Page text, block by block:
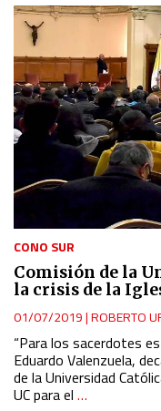
CONO SUR
Comisión de la
la crisis de la
01/07/2019|ROBERTO
“Para los sacerdotes
Eduardo Valenzuela,
de la Universidad
UC para el …